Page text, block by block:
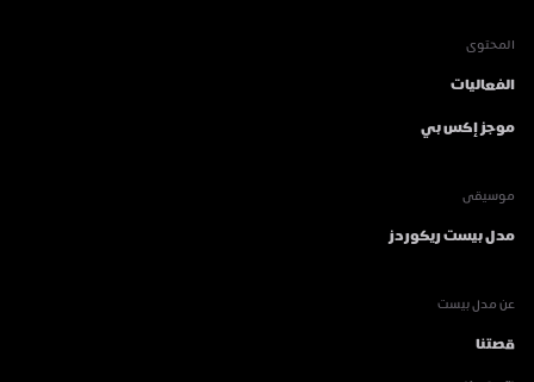
المحتوى
الفعاليات
موجز إكس بي
موسيقى
مدل بيست ريكوردز
عن مدل بيست
قصتنا